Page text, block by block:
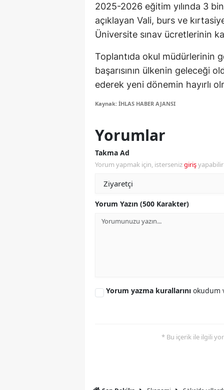
2025-2026 eğitim yılında 3
açıklayan Vali, burs ve
Üniversite sınav ücretlerinin
Toplantıda okul müdürlerinin
başarısının ülkenin geleceği
ederek yeni dönemin hayırlı
Kaynak: İHLAS HABER AJANSI
Yorumlar
Takma Ad
Yorum yapmak için, istersenizgiriş
Yorum Yazın (500 Karakter)
Yorum yazma kurallarını okudum
* Bu içerik ile ilgili